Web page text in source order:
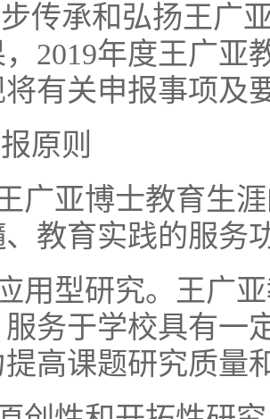
传承和弘扬王广
2019年度王广亚
有关申报事项及
原则
广亚博士教育生
教育实践的服务
用型研究。王广
务于学校具有一
高课题研究质量